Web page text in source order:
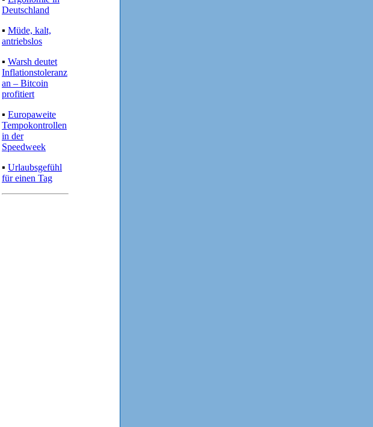
Deutschland
▪ Müde, kalt,
antriebslos
▪ Warsh deutet
Inflationstoleranz
an – Bitcoin
profitiert
▪ Europaweite
Tempokontrollen
in der
Speedweek
▪ Urlaubsgefühl
für einen Tag